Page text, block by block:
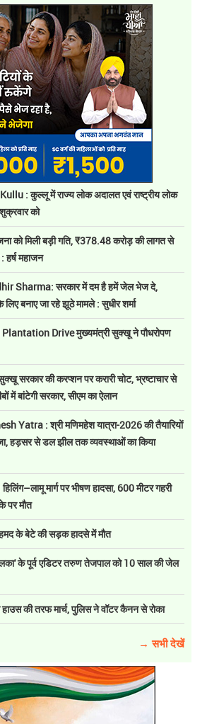
: कुल्लू में राज्य लोक अदालत एवं राष्ट्रीय लोक
को
को मिली बड़ी गति, ₹378.48 करोड़ की लागत से
हर्ष महाजन
Sharma: सरकार में दम है हमें जेल भेज दे,
बनाए जा रहे झूठे मामले : सुधीर शर्मा
Drive मुख्यमंत्री सुक्खू ने पौधरोपण
सरकार की करप्शन पर करारी चोट, भ्रष्टाचार से
में बांटेगी सरकार, सीएम का ऐलान
Yatra : श्री मणिमहेश यात्रा-2026 की तैयारियों
हड़सर से डल झील तक व्यवस्थाओं का किया
मार्ग पर भीषण हादसा, 600 मीटर गहरी
पर मौत
के बेटे की सड़क हादसे में मौत
के पूर्व एडिटर तरुण तेजपाल को 10 साल की जेल
की तरफ मार्च, पुलिस ने वॉटर कैनन से रोका
→ सभी देखें